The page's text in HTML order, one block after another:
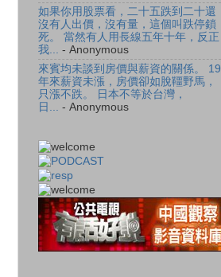
如果你用股票看，二十五跌到二十還
沒有人出價，沒有量，這個叫跌停鎖
死。 當然有人用長線五年十年，反正
我...
- Anonymous
來賓均未談到房價與薪資的關係。 19
年來薪資未漲，房價卻如脫韁野馬，
只漲不跌。 日本不等於台灣，
日...
- Anonymous